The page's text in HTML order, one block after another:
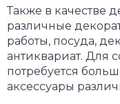
Также в качестве
различные
работы, посуда,
антиквариат. Для
потребуется
аксессуары